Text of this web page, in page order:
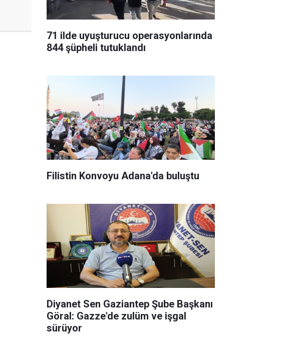
71 ilde uyuşturucu operasyonlarında
844 şüpheli tutuklandı
Filistin Konvoyu Adana'da buluştu
Diyanet Sen Gaziantep Şube Başkanı
Göral: Gazze'de zulüm ve işgal
sürüyor